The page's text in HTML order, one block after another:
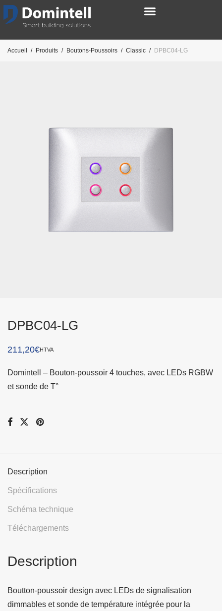
Accueil / Produits / Boutons-Poussoirs / Classic / DPBC04-LG
DPBC04-LG
211,20€HTVA
Domintell – Bouton-poussoir 4 touches, avec LEDs RGBW
et sonde de T°
Description
Spécifications
Schéma technique
Téléchargements
Description
Boutton-poussoir design avec LEDs de signalisation
dimmables et sonde de température intégrée pour la